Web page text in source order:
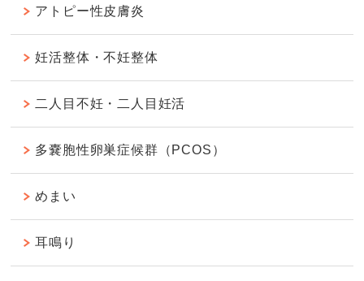
アトピー性皮膚炎
妊活整体・不妊整体
二人目不妊・二人目妊活
多嚢胞性卵巣症候群（PCOS）
めまい
耳鳴り